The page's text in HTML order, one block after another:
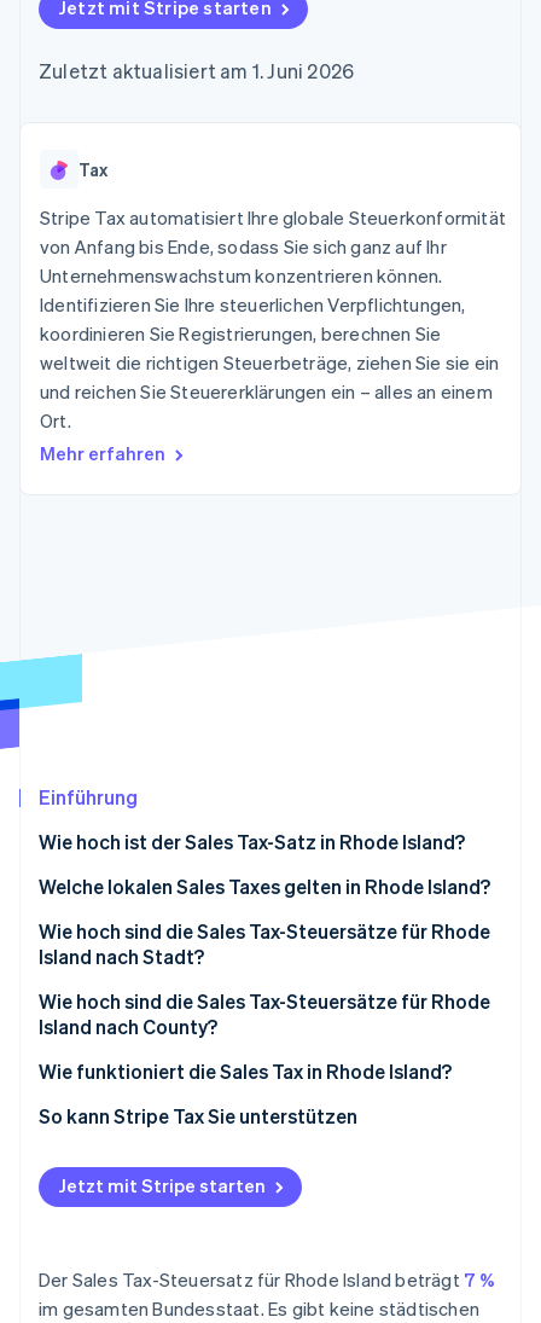
Zugriff auf mehr als
Terminal
Optimierung der
Autorisierungsraten
Link
Beschleunigter
Bezahlvorgang
Financial
Connections
Verbundene
Finanzdaten
Data Pipeline
Datensynchronisierung
Mehr
Product roadmap
Identity
Erfahren Sie, wie Stripe Lösungen für die
Geldmanagement
SaaS
KI-Unternehmen
Creator Economy
Gaming
Bewirtung, Reisen und
Freizeit
Versicherungen
Medien und
Unterhaltung
Gemeinnützige
Organisationen
Öffentlicher Sektor
Marktplatz auf
Abonnementverwaltung
nutzungsbasierte
geht´s
Bereitstellung und
Verwaltung von
Diensten mit Agenten
Ressourcen
Code-Beispiele
API-Status
Produkt-Roadmap
Karriere
Stripe Press
Kontakt
Sales-Team
kontaktieren
Partner werden
Jetzt mit Stripe starten
Zuletzt aktualisiert am 1. Juni 2026
Tax
Stripe Tax automatisiert Ihre globale Steuerkonformität
von Anfang bis Ende, sodass Sie sich ganz auf Ihr
Unternehmenswachstum konzentrieren können.
Identifizieren Sie Ihre steuerlichen Verpflichtungen,
koordinieren Sie Registrierungen, berechnen Sie
weltweit die richtigen Steuerbeträge, ziehen Sie sie ein
und reichen Sie Steuererklärungen ein – alles an einem
Ort.
Mehr erfahren
Einführung
Wie hoch ist der Sales Tax-Satz in Rhode Island?
Welche lokalen Sales Taxes gelten in Rhode Island?
Sales Tax-Bereich von Rhode Island im Jahr 2026
Wie hoch sind die Sales Tax-Steuersätze für Rhode
Island nach Stadt?
Wie hoch sind die Sales Tax-Steuersätze für Rhode
Island nach County?
Wie funktioniert die Sales Tax in Rhode Island?
Nexus
Steuerpflicht
Einreichung und Compliance
So kann Stripe Tax Sie unterstützen
Jetzt mit Stripe starten
Der Sales Tax-Steuersatz für Rhode Island beträgt 7 %
im gesamten Bundesstaat. Es gibt keine städtischen